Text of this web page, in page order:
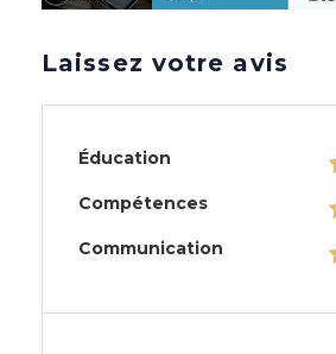
Laissez votre avis
Éducation
Compétences
Communication